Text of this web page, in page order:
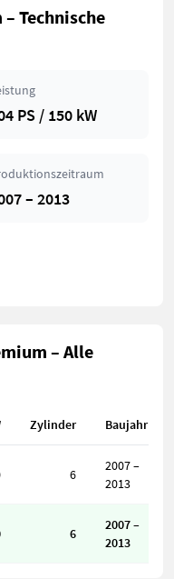
Technische
PS / 150 kW
– 2013
– Alle
Zylinder Baujahr
6
2007 –
2013
6
2007 –
2013